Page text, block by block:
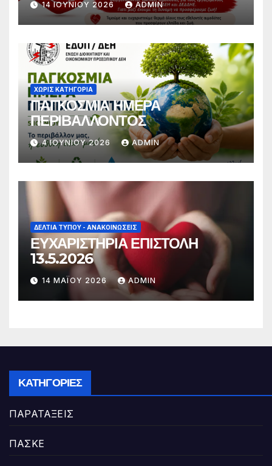
14 ΙΟΥΝΊΟΥ 2026 ADMIN
ΧΩΡΊΣ ΚΑΤΗΓΟΡΊΑ
ΠΑΓΚΟΣΜΙΑ ΗΜΕΡΑ
ΠΕΡΙΒΑΛΛΟΝΤΟΣ
4 ΙΟΥΝΊΟΥ 2026 ADMIN
ΔΕΛΤΊΑ ΤΎΠΟΥ - ΑΝΑΚΟΙΝΏΣΕΙΣ
ΕΥΧΑΡΙΣΤΗΡΙΑ ΕΠΙΣΤΟΛΗ
13.5.2026
14 ΜΑΪ́ΟΥ 2026 ADMIN
ΚΑΤΗΓΟΡΊΕΣ
ΠΑΡΑΤΑΞΕΙΣ
ΠΑΣΚΕ